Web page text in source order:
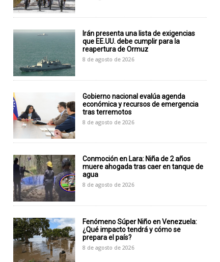
Irán presenta una lista de exigencias
que EE.UU. debe cumplir para la
reapertura de Ormuz
8 de agosto de 2026
Gobierno nacional evalúa agenda
económica y recursos de emergencia
tras terremotos
8 de agosto de 2026
Conmoción en Lara: Niña de 2 años
muere ahogada tras caer en tanque de
agua
8 de agosto de 2026
Fenómeno Súper Niño en Venezuela:
¿Qué impacto tendrá y cómo se
prepara el país?
8 de agosto de 2026